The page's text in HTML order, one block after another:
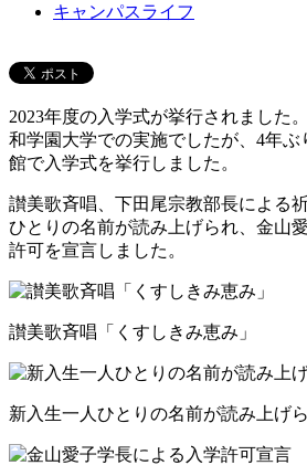
キャンパスライフ
2023年度の入学式が挙行されました
和学園大学での実施でしたが、4年
館で入学式を挙行しました。
讃美歌斉唱、下田尾宗教部長による
ひとりの名前が読み上げられ、金山
許可を宣言しました。
讃美歌斉唱「くすしきみ恵み」
新入生一人ひとりの名前が読み上げ